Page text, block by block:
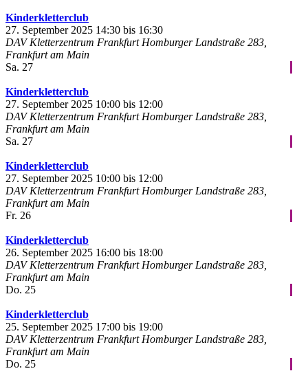
Kinderkletterclub
27. September 2025 14:30 bis 16:30
DAV Kletterzentrum Frankfurt Homburger Landstraße 283,
Frankfurt am Main
Sa. 27
Kinderkletterclub
27. September 2025 10:00 bis 12:00
DAV Kletterzentrum Frankfurt Homburger Landstraße 283,
Frankfurt am Main
Sa. 27
Kinderkletterclub
27. September 2025 10:00 bis 12:00
DAV Kletterzentrum Frankfurt Homburger Landstraße 283,
Frankfurt am Main
Fr. 26
Kinderkletterclub
26. September 2025 16:00 bis 18:00
DAV Kletterzentrum Frankfurt Homburger Landstraße 283,
Frankfurt am Main
Do. 25
Kinderkletterclub
25. September 2025 17:00 bis 19:00
DAV Kletterzentrum Frankfurt Homburger Landstraße 283,
Frankfurt am Main
Do. 25